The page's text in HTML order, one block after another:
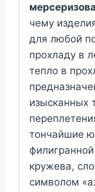
чему
для любой
прохладу в
тепло в
изысканных
тончайшие
кружева,
символом